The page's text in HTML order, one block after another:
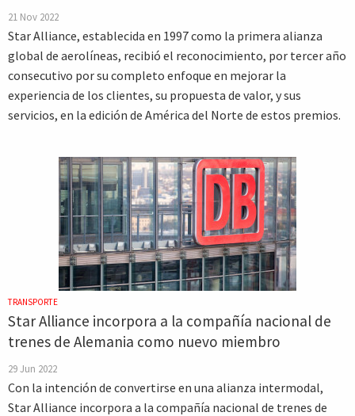
21 Nov 2022
Star Alliance, establecida en 1997 como la primera alianza
global de aerolíneas, recibió el reconocimiento, por tercer año
consecutivo por su completo enfoque en mejorar la
experiencia de los clientes, su propuesta de valor, y sus
servicios, en la edición de América del Norte de estos premios.
TRANSPORTE
Star Alliance incorpora a la compañía nacional de
trenes de Alemania como nuevo miembro
29 Jun 2022
Con la intención de convertirse en una alianza intermodal,
Star Alliance incorpora a la compañía nacional de trenes de